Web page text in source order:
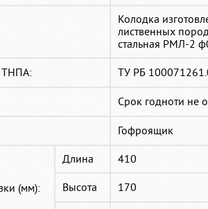
Колодка
лиственных
стальная РМЛ-2
ТНПА: ТУ РБ
Срок годноти не
Гофроящик
(мм):
Длина 410
Высота 170